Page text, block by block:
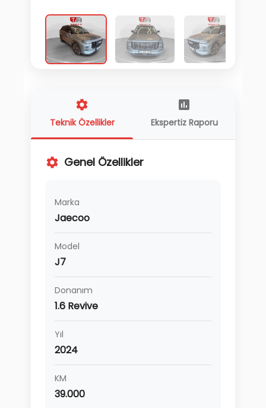
Teknik Özellikler Ekspertiz Raporu
Genel Özellikler
Marka
Jaecoo
Model
J7
Donanım
1.6 Revive
Yıl
2024
KM
39.000